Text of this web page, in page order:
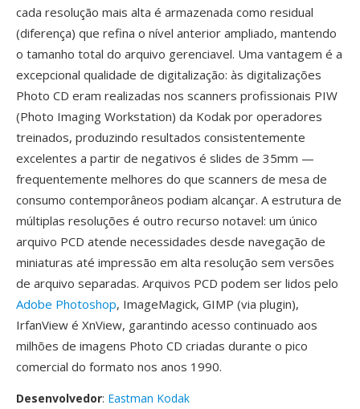
cada resolução mais alta é armazenada como residual
(diferença) que refina o nível anterior ampliado, mantendo
o tamanho total do arquivo gerenciavel. Uma vantagem é a
excepcional qualidade de digitalização: às digitalizações
Photo CD eram realizadas nos scanners profissionais PIW
(Photo Imaging Workstation) da Kodak por operadores
treinados, produzindo resultados consistentemente
excelentes a partir de negativos é slides de 35mm —
frequentemente melhores do que scanners de mesa de
consumo contemporâneos podiam alcançar. A estrutura de
múltiplas resoluções é outro recurso notavel: um único
arquivo PCD atende necessidades desde navegação de
miniaturas até impressão em alta resolução sem versões
de arquivo separadas. Arquivos PCD podem ser lidos pelo
Adobe Photoshop, ImageMagick, GIMP (via plugin),
IrfanView é XnView, garantindo acesso continuado aos
milhões de imagens Photo CD criadas durante o pico
comercial do formato nos anos 1990.
Desenvolvedor: Eastman Kodak